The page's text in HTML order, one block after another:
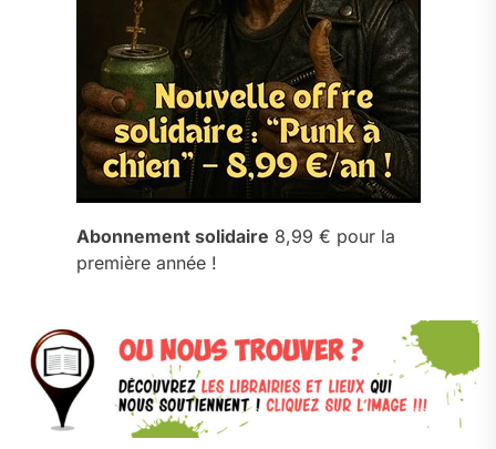
Abonnement solidaire 8,99 € pour la
première année !